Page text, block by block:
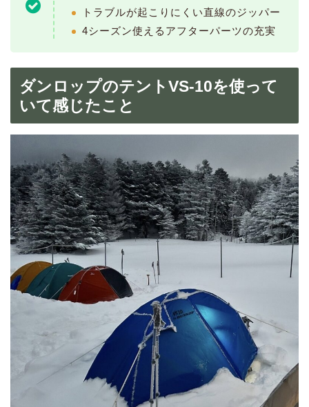
トラブルが起こりにくい直線のジッパー
4シーズン使えるアフターパーツの充実
ダンロップのテントVS-10を使って
いて感じたこと